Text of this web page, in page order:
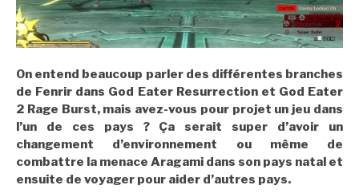
On entend beaucoup parler des différentes branches
de Fenrir dans God Eater Resurrection et God Eater
2 Rage Burst, mais avez-vous pour projet un jeu dans
l’un de ces pays ? Ça serait super d’avoir un
changement d’environnement ou même de
combattre la menace Aragami dans son pays natal et
ensuite de voyager pour aider d’autres pays.